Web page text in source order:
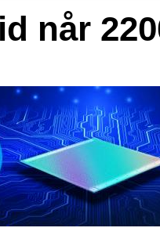
når